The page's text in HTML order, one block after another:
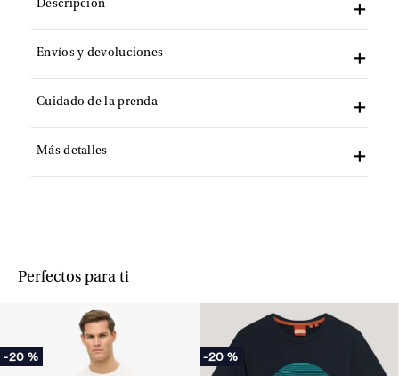
Descripción
Envíos y devoluciones
Cuidado de la prenda
Más detalles
Perfectos para ti
-20 % -20 %